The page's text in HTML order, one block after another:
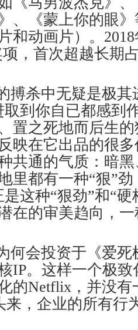
、《蒙上你的眼
和动画片）。
，首次超越长期
搏杀中无疑是极其
到你自已都感到
置之死地而后生
映在它出品的很
共通的气质：暗
里都有一种“狠”
这种“狠劲”和“
在的审美趋向，
何会投资于《爱死
IP。这样一个极
的Netflix，并没有
来，企业的所有行